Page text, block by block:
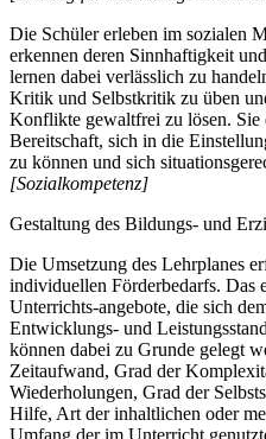
Die Schüler erleben im sozialen
erkennen deren Sinnhaftigkeit
lernen dabei verlässlich zu
Kritik und Selbstkritik zu üben
Konflikte gewaltfrei zu lösen.
Bereitschaft, sich in die
zu können und sich
[Sozialkompetenz]
Gestaltung des Bildungs- und
Die Umsetzung des Lehrplanes
individuellen Förderbedarfs. Das
Unterrichts-angebote, die sich
Entwicklungs- und
können dabei zu Grunde gelegt
Zeitaufwand, Grad der
Wiederholungen, Grad der
Hilfe, Art der inhaltlichen oder
Umfang der im Unterricht